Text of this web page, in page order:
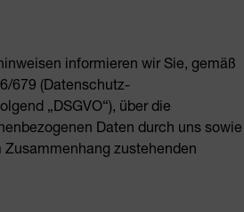
informieren wir Sie, gemäß
679 (Datenschutz-
„DSGVO“), über die
Daten durch uns sowie
Zusammenhang zustehenden